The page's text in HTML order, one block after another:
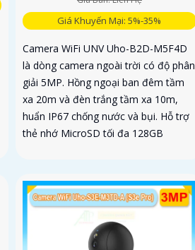
Giá Khuyến Mại: 5%-35%
Camera WiFi UNV Uho-B2D-M5F4D
là dòng camera ngoài trời có độ phân
giải 5MP. Hồng ngoại ban đêm tầm
xa 20m và đèn trắng tầm xa 10m,
huẩn IP67 chống nước và bụi. Hỗ trợ
thẻ nhớ MicroSD tối đa 128GB